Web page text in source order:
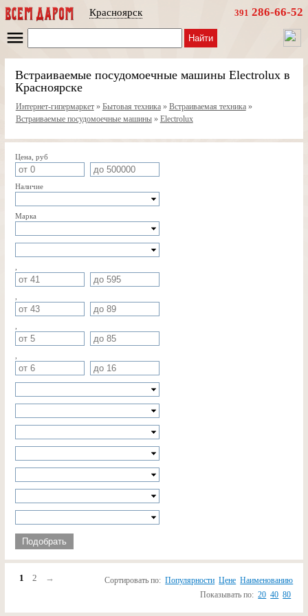
Красноярск 391 286-66-52
Найти
Встраиваемые посудомоечные машины Electrolux в
Красноярске
Интернет-гипермаркет» Бытовая техника» Встраиваемая техника»
Встраиваемые посудомоечные машины» Electrolux
Цена, руб
Наличие
Марка
Подобрать
1 2 → Сортировать по: Популярности Цене Наименованию
Показывать по: 20 40 80